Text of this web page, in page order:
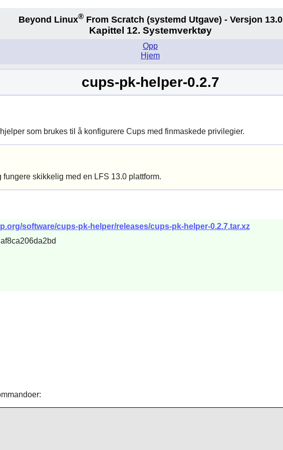
Beyond Linux®From Scratch (systemd Utgave) - Versjon 13.0
Kapittel 12. Systemverktøy
Opp
Hjem
cups-pk-helper-0.2.7
som brukes til å konfigurere Cupsmed finmaskede privilegier.
skikkelig med en LFS 13.0 plattform.
software/cups-pk-helper/releases/cups-pk-helper-0.2.7.tar.xz